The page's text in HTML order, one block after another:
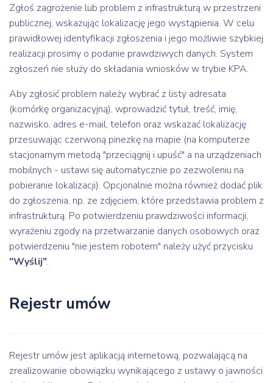
Zgłoś zagrożenie lub problem z infrastrukturą w przestrzeni
publicznej, wskazując lokalizację jego wystąpienia. W celu
prawidłowej identyfikacji zgłoszenia i jego możliwie szybkiej
realizacji prosimy o podanie prawdziwych danych. System
zgłoszeń nie służy do składania wniosków w trybie KPA.
Aby zgłosić problem należy wybrać z listy adresata
(komórkę organizacyjną), wprowadzić tytuł, treść, imię,
nazwisko, adres e-mail, telefon oraz wskazać lokalizację
przesuwając czerwoną pinezkę na mapie (na komputerze
stacjonarnym metodą "przeciągnij i upuść" a na urządzeniach
mobilnych - ustawi się automatycznie po zezwoleniu na
pobieranie lokalizacji). Opcjonalnie można również dodać plik
do zgłoszenia, np. ze zdjęciem, które przedstawia problem z
infrastrukturą. Po potwierdzeniu prawdziwości informacji,
wyrażeniu zgody na przetwarzanie danych osobowych oraz
potwierdzeniu "nie jestem robotem" należy użyć przycisku
"Wyślij".
Rejestr umów
Rejestr umów jest aplikacją internetową, pozwalającą na
zrealizowanie obowiązku wynikającego z ustawy o jawności